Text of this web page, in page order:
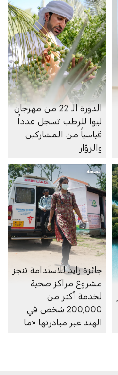
الدورة الـ 22 من مهرجان
ليوا للرطب تسجل عدداً
قياسياً من المشاركين
والزوّار
الصحة
جائزة زايد للاستدامة تنجز
مشروع مراكز صحية
لخدمة أكثر من
200,000 شخص في
الهند عبر مبادرتها «ما